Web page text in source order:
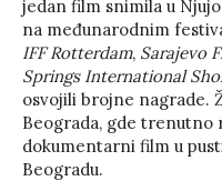
jedan film snimila u
na međunarodnim
IFF Rotterdam, Sarajevo
Springs International
osvojili brojne nagrade.
Beograda, gde trenutno
dokumentarni film u
Beogradu.